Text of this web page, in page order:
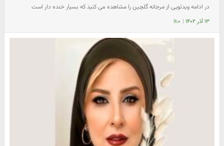
در ادامه ویدئویی از مرجانه گلچین را مشاهده می کنید که بسیار خنده دار است
۱۳ آذر ۱۴۰۲ | ۱۱:۰